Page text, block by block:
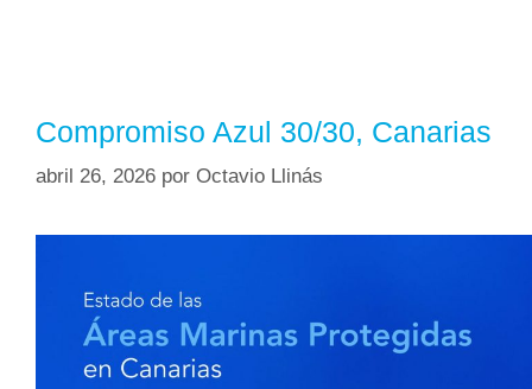
Compromiso Azul 30/30, Canarias
abril 26, 2026 por Octavio Llinás